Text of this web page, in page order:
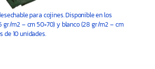
para cojines. Disponible en los
gr/m2 – cm 50×70) y blanco (28 gr/m2 – cm
de 10 unidades.